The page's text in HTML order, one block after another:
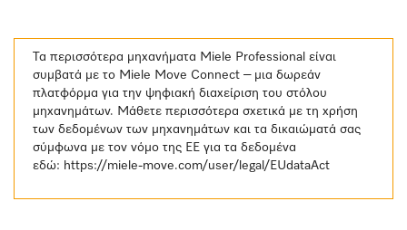
Τα περισσότερα μηχανήματα Miele Professional είναι
συμβατά με το Miele Move Connect – μια δωρεάν
πλατφόρμα για την ψηφιακή διαχείριση του στόλου
μηχανημάτων. Μάθετε περισσότερα σχετικά με τη χρήση
των δεδομένων των μηχανημάτων και τα δικαιώματά σας
σύμφωνα με τον νόμο της ΕΕ για τα δεδομένα
εδώ: https://miele-move.com/user/legal/EUdataAct